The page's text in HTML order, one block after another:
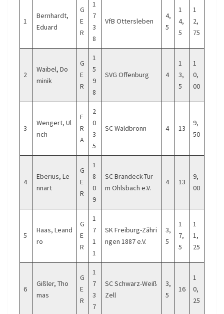
1
Bernhardt,
Eduard
G
E
R
1
7
3
8
VfB Ottersleben
4,
5
1
4,
5
1
2,
75
2
Waibel, Do
minik
G
E
R
1
5
9
8
SVG Offenburg 4
1
3,
5
1
0,
00
3
Wengert, Ul
rich
F
R
A
2
0
3
5
SC Waldbronn 4 13
9,
50
4
Eberius, Le
nnart
G
E
R
1
8
0
9
SC Brandeck-Tur
m Ohlsbach e.V.
4 13
9,
00
5
Haas, Leand
ro
G
E
R
1
7
1
1
SK Freiburg-Zähri
ngen 1887 e.V.
3,
5
1
7,
5
1
1,
25
6
Gißler, Tho
mas
G
E
R
1
7
3
7
SC Schwarz-Weiß
Zell
3,
5
16
1
0,
25